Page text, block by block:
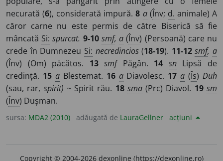
necurată (6), considerată impură.8 a(Înv; d. animale) A
căror carne nu este permis de către Biserică să fie
mâncată Si: spurcat. 9-10 smf,a (Înv) (Persoană) care nu
crede în Dumnezeu Si: necredincios(18-19). 11-12 smf, a
(Înv) (Om) păcătos. 13 smfPăgân. 14 snLipsă de
credință. 15 aBlestemat. 16 aDiavolesc. 17 a (Îs)Duh
(sau, rar, spirit) ~Spirit rău. 18 sma(Prc) Diavol. 19 sm
(Înv) Dușman.
sursa: MDA2 (2010) adăugată de LauraGellner acțiuni
Copyright © 2004-2026 dexonline (https://dexonline.ro)